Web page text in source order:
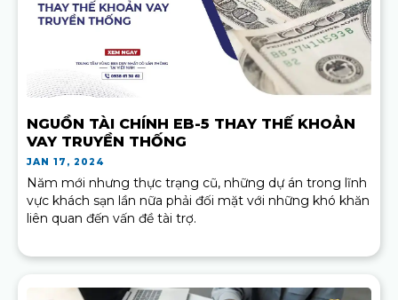
NGUỒN TÀI CHÍNH EB-5 THAY THẾ KHOẢN
VAY TRUYỀN THỐNG
JAN 17, 2024
Năm mới nhưng thực trạng cũ, những dự án trong lĩnh
vực khách sạn lần nữa phải đối mặt với những khó khăn
liên quan đến vấn đề tài trợ.